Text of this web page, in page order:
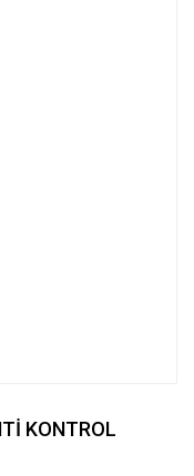
KONTROL